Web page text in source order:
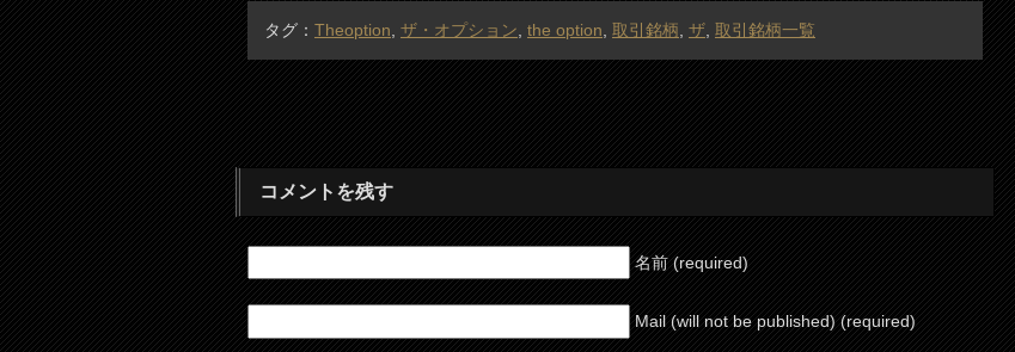
タグ： Theoption ザ・オプション the option 取引銘柄 ザ 取引銘柄一覧
コメントを残す
名前 (required)
Mail (will not be published) (required)